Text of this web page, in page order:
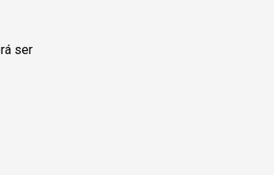
ser